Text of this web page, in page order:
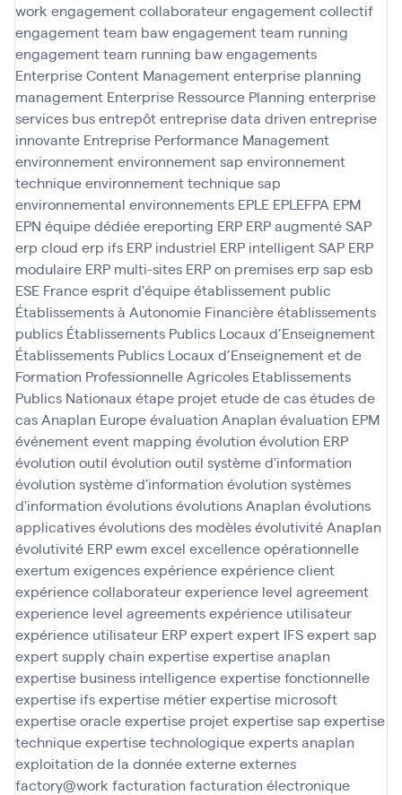
work engagement collaborateurengagement collectif
engagement team bawengagement team running
engagement team running bawengagements
Enterprise Content Managemententerprise planning
management Enterprise Ressource Planning enterprise
services busentrepôtentreprise data driven entreprise
innovante Entreprise Performance Management
environnementenvironnement sap environnement
techniqueenvironnement technique sap
environnemental environnements EPLE EPLEFPA EPM
EPN équipe dédiéeereporting ERP ERP augmenté SAP
erp cloud erp ifs ERP industriel ERP intelligent SAP ERP
modulaire ERP multi-sites ERP on premiseserp sap esb
ESE Franceesprit d'équipeétablissement public
Établissements à Autonomie Financièreétablissements
publics Établissements Publics Locaux d’Enseignement
Établissements Publics Locaux d’Enseignement et de
Formation Professionnelle Agricoles Etablissements
Publics Nationaux étape projetetude de casétudes de
cas Anaplan Europeévaluation Anaplan évaluation EPM
événementevent mapping évolution évolution ERP
évolution outil évolution outil système d'information
évolution système d'information évolution systèmes
d'information évolutionsévolutions Anaplan évolutions
applicativesévolutions des modèlesévolutivité Anaplan
évolutivité ERPewm excel excellence opérationnelle
exertum exigencesexpérienceexpérience client
expérience collaborateurexperience level agreement
experience level agreementsexpérience utilisateur
expérience utilisateur ERPexpertexpert IFSexpert sap
expert supply chain expertiseexpertise anaplan
expertise business intelligenceexpertise fonctionnelle
expertise ifsexpertise métierexpertise microsoft
expertise oracleexpertise projetexpertise sap expertise
techniqueexpertise technologiqueexperts anaplan
exploitation de la donnéeexterneexternes
factory@work facturation facturation électronique